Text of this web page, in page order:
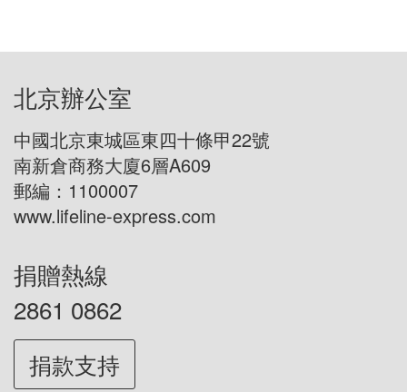
北京辦公室
中國北京東城區東四十條甲22號
南新倉商務大廈6層A609
郵編：1100007
www.lifeline-express.com
捐贈熱線
2861 0862
捐款支持